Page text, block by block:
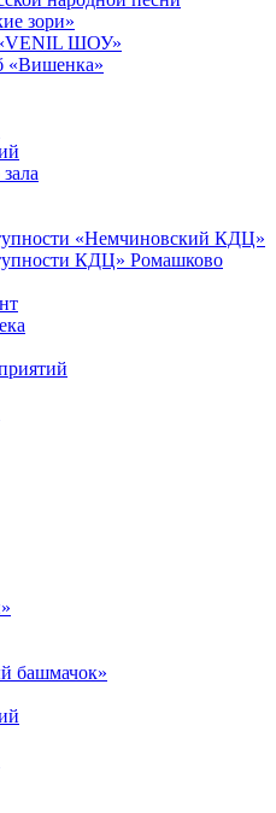
зори»
«VENIL ШОУ»
«Вишенка»
«Немчиновский КДЦ»
КДЦ» Ромашково
башмачок»